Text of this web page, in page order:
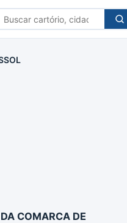
Buscar
COMARCA DE